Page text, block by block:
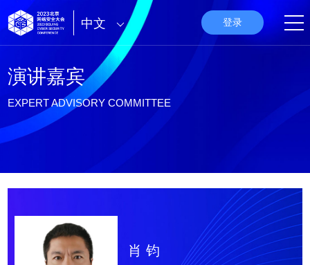
中文 登录
演讲嘉宾
EXPERT ADVISORY COMMITTEE
肖 钧